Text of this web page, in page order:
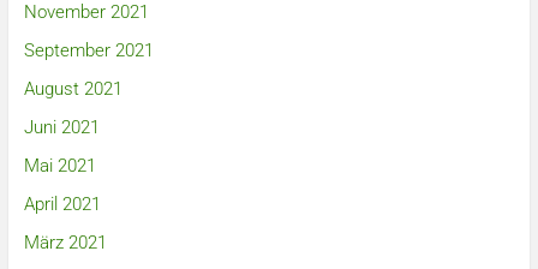
November 2021
September 2021
August 2021
Juni 2021
Mai 2021
April 2021
März 2021